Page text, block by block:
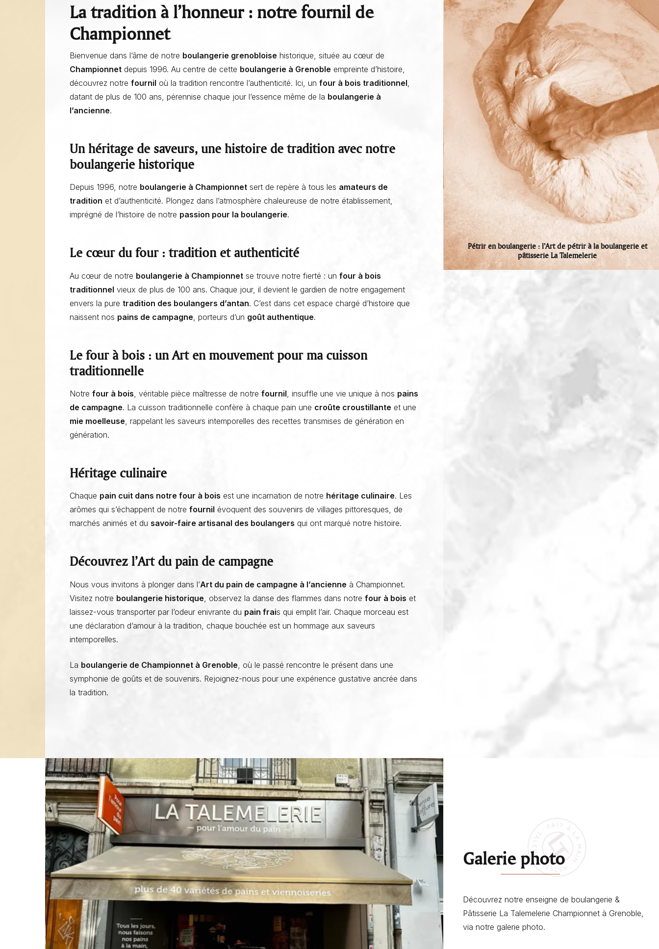
La tradition à l’honneur : notre fournil de
Championnet
Bienvenue dans l’âme de notre boulangerie grenobloise historique, située au cœur de
Championnetdepuis 1996. Au centre de cette boulangerie à Grenoble empreinte d’histoire,
découvrez notre fournil où la tradition rencontre l’authenticité. Ici, un four à bois traditionnel,
datant de plus de 100 ans, pérennise chaque jour l’essence même de la boulangerie à
l’ancienne.
Un héritage de saveurs, une histoire de tradition avec notre
boulangerie historique
Depuis 1996, notre boulangerie à Championnetsert de repère à tous les amateurs de
tradition et d’authenticité. Plongez dans l’atmosphère chaleureuse de notre établissement,
imprégné de l’histoire de notre passion pour la boulangerie.
Le cœur du four : tradition et authenticité
Au cœur de notre boulangerie à Championnetse trouve notre fierté : un four à bois
traditionnel vieux de plus de 100 ans. Chaque jour, il devient le gardien de notre engagement
envers la pure tradition des boulangers d’antan. C’est dans cet espace chargé d’histoire que
naissent nos pains de campagne , porteurs d’un goût authentique.
Le four à bois : un Art en mouvement pour ma cuisson
traditionnelle
Notre four à bois, véritable pièce maîtresse de notre fournil, insuffle une vie unique à nos pains
de campagne. La cuisson traditionnelle confère à chaque pain une croûte croustillante et une
mie moelleuse, rappelant les saveurs intemporelles des recettes transmises de génération en
génération.
Héritage culinaire
Chaque pain cuit dans notre four à bois est une incarnation de notre héritage culinaire. Les
arômes qui s’échappent de notre fournil évoquent des souvenirs de villages pittoresques, de
marchés animés et du savoir-faire artisanal des boulangers qui ont marqué notre histoire.
Découvrez l’Art du pain de campagne
Nous vous invitons à plonger dans l’Art du pain de campagne à l’ancienne à Championnet.
Visitez notre boulangerie historique , observez la danse des flammes dans notre four à bois et
laissez-vous transporter par l’odeur enivrante du pain frais qui emplit l’air. Chaque morceau est
une déclaration d’amour à la tradition, chaque bouchée est un hommage aux saveurs
intemporelles.
La boulangerie de Championnet à Grenoble , où le passé rencontre le présent dans une
symphonie de goûts et de souvenirs. Rejoignez-nous pour une expérience gustative ancrée dans
la tradition.
Rouler en boulangerie : l’Art de rouler à la boulangerie et
pâtisserie La Talemelerie
Bouler en boulangerie : l’Art de bouler à la boulangerie et
pâtisserie La Talemelerie
Pétrir en boulangerie : l’Art de pétrir à la boulangerie et
pâtisserie La Talemelerie
Galerie photo
Découvrez notre enseigne de boulangerie &
Pâtisserie La Talemelerie Championnet à Grenoble,
via notre galerie photo.